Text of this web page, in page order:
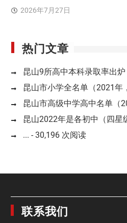
2026年7月27日
热门文章
昆山9所高中本科录取率出炉
昆山市小学全名单（2021年
昆山市高级中学高中名单（
昆山2022年是各初中（四星
... - 30,196 次阅读
联系我们